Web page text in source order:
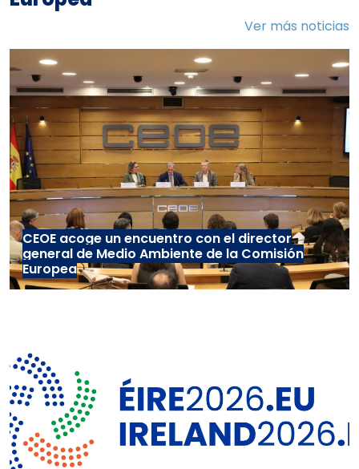
Ver más noticias
CEOE acoge un encuentro con el director
general de Medio Ambiente de la Comisión
Europea